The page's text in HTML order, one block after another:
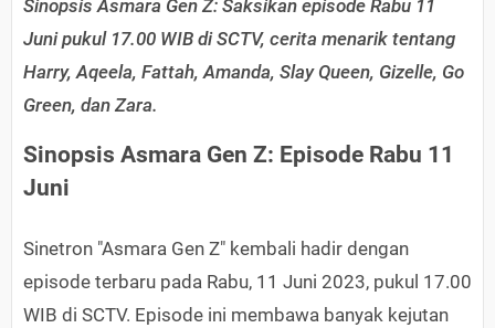
Sinopsis Asmara Gen Z: Saksikan episode Rabu 11
Juni pukul 17.00 WIB di SCTV, cerita menarik tentang
Harry, Aqeela, Fattah, Amanda, Slay Queen, Gizelle, Go
Green, dan Zara.
Sinopsis Asmara Gen Z: Episode Rabu 11
Juni
Sinetron "Asmara Gen Z" kembali hadir dengan
episode terbaru pada Rabu, 11 Juni 2023, pukul 17.00
WIB di SCTV. Episode ini membawa banyak kejutan